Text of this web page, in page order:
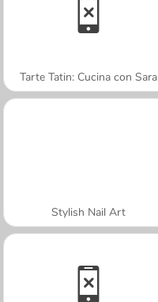
Tarte Tatin: Cucina con Sara
Stylish Nail Art